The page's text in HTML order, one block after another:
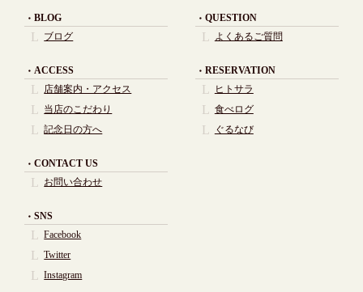
BLOG
ブログ
QUESTION
よくあるご質問
ACCESS
店舗案内・アクセス
当店のこだわり
記念日の方へ
CONTACT US
お問い合わせ
RESERVATION
ヒトサラ
食べログ
ぐるなび
SNS
Facebook
Twitter
Instagram